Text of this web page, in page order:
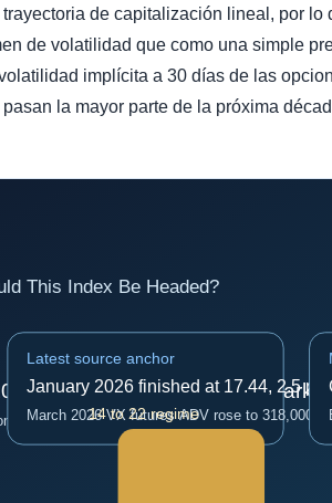
de capitalización lineal, por
de volatilidad que como una simple
implícita a 30 días de las
la mayor parte de la próxima